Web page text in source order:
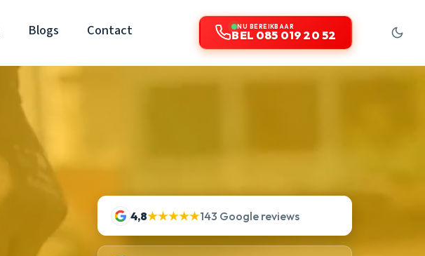
Blogs Contact NU BEREIKBAAR
BEL 085 019 20 52
4,8★★★★★143 Google reviews